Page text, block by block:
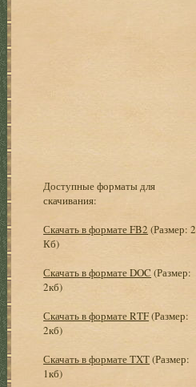
Доступные форматы для
скачивания:
Скачать в формате FB2 (Размер: 2
Кб)
Скачать в формате DOC (Размер:
2кб)
Скачать в формате RTF(Размер:
2кб)
Скачать в формате TXT(Размер:
1кб)